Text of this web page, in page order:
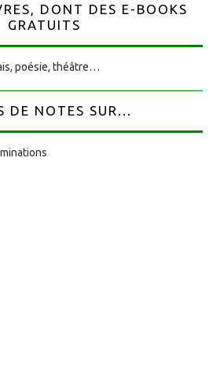
DONT DES E-BOOKS
GRATUITS
poésie, théâtre…
DE NOTES SUR...